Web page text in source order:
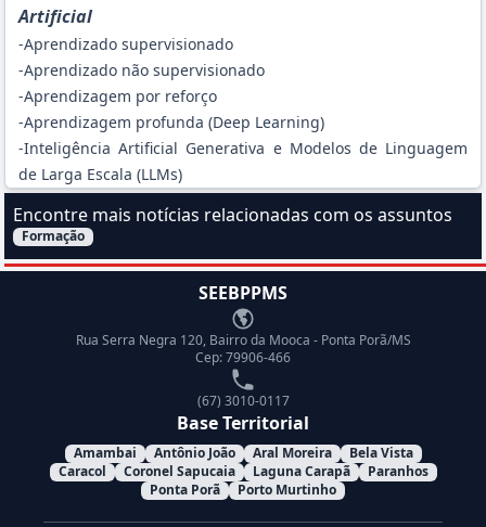
Artificial
-Aprendizado supervisionado
-Aprendizado não supervisionado
-Aprendizagem por reforço
-Aprendizagem profunda (Deep Learning)
-Inteligência Artificial Generativa e Modelos de Linguagem
de Larga Escala (LLMs)
Encontre mais notícias relacionadas com os assuntos
Filtrar Notícias pelo assunto:
Formação
SEEBPPMS
Endereço
Rua Serra Negra 120, Bairro da Mooca - Ponta Porã/MS
Cep: 79906-466
Telefone
(67) 3010-0117
Base Territorial
Amambai Antônio João Aral Moreira
Bela Vista
Caracol
Coronel Sapucaia Laguna Carapã
Paranhos
Ponta Porã
Porto Murtinho